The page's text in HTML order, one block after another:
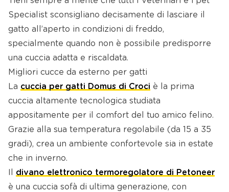
Specialist sconsigliano decisamente di lasciare il
gatto all’aperto in condizioni di freddo,
specialmente quando non è possibile predisporre
una cuccia adatta e riscaldata.
Migliori cucce da esterno per gatti
La cuccia per gatti Domus di Croci è la prima
cuccia altamente tecnologica studiata
appositamente per il comfort del tuo amico felino.
Grazie alla sua temperatura regolabile (da 15 a 35
gradi), crea un ambiente confortevole sia in estate
che in inverno.
divano elettronico termoregolatore di Petoneer
è una cuccia sofà di ultima generazione, con